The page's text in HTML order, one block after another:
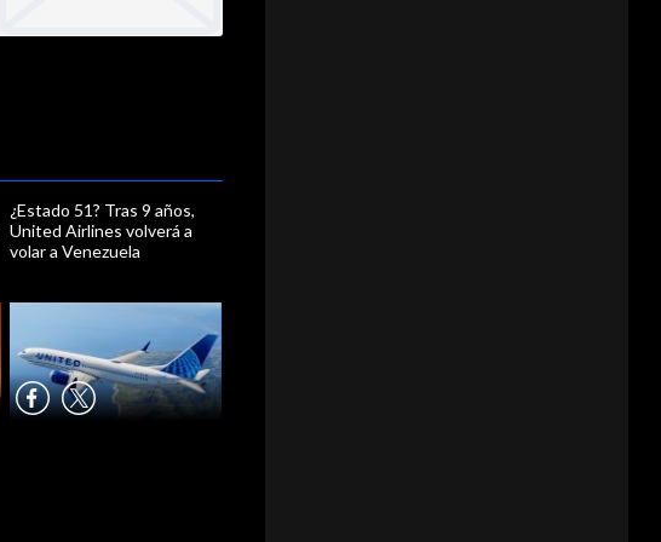
¿Estado 51? Tras 9 años,
United Airlines volverá a
volar a Venezuela